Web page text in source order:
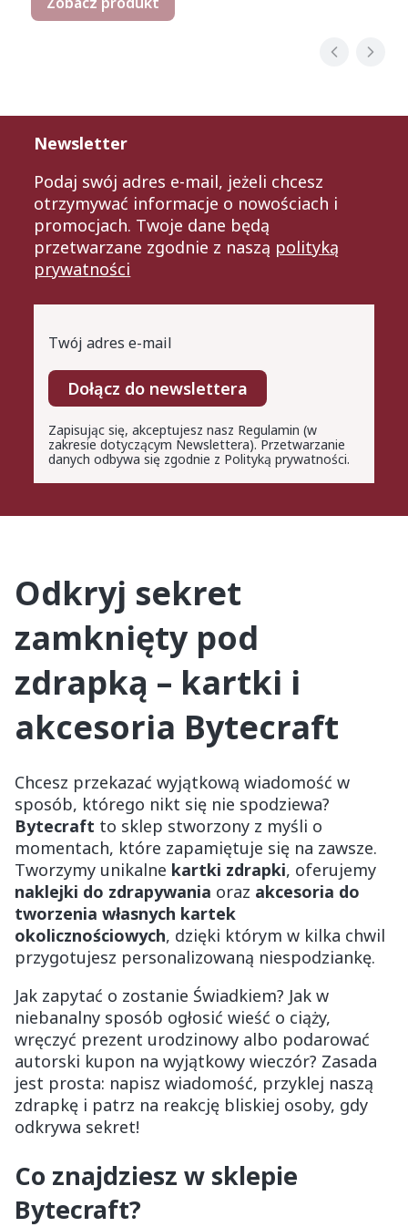
Newsletter
Podaj swój adres e-mail, jeżeli chcesz
otrzymywać informacje o nowościach i
promocjach. Twoje dane będą
przetwarzane zgodnie z naszą polityką
prywatności
Twój adres e-mail
Dołącz do newslettera
Zapisując się, akceptujesz nasz Regulamin (w
zakresie dotyczącym Newslettera). Przetwarzanie
danych odbywa się zgodnie z Polityką prywatności.
Odkryj sekret
zamknięty pod
zdrapką – kartki i
akcesoria Bytecraft
Chcesz przekazać wyjątkową wiadomość w
sposób, którego nikt się nie spodziewa?
Bytecraft to sklep stworzony z myśli o
momentach, które zapamiętuje się na zawsze.
Tworzymy unikalne kartki zdrapki, oferujemy
naklejki do zdrapywania oraz akcesoria do
tworzenia własnych kartek
okolicznościowych, dzięki którym w kilka chwil
przygotujesz personalizowaną niespodziankę.
Jak zapytać o zostanie Świadkiem? Jak w
niebanalny sposób ogłosić wieść o ciąży,
wręczyć prezent urodzinowy albo podarować
autorski kupon na wyjątkowy wieczór? Zasada
jest prosta: napisz wiadomość, przyklej naszą
zdrapkę i patrz na reakcję bliskiej osoby, gdy
odkrywa sekret!
Co znajdziesz w sklepie
Bytecraft?